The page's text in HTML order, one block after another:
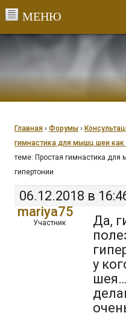
Главная › Форумы ›
гимнастика для мышц шеи как
теме: Простая гимнастика для
гипертонии
06.12.2018 в
mariya75
Участник
Да,
у